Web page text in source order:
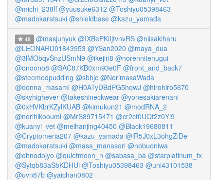
@michi_238ff @yuusuke6312 @Toshiyu05398463
@madokaratsuki @shieldbase @kazu_yamada
45 @masjunyuk @IXBePKiIjtvnvRS @niisakiharu
@LEONARD01843953 @YSan2020 @maya_dua
@3lMObqvSnzUSmN9 @ikejiri8 @norennitenugui
@onoono8 @SAC87KB0xm93e0F @front_and_back7
@steemedpudding @sbhjc @NorimasaWada
@donna_masami @H0ATyDBdPG5hqwJ @hirohiro5670
@skyhighever @takeshineckwear @yonesakiarenani
@0xHVKbrKZylKUAB @kimukun21 @modRNA_2
@norihikooumi @MrS89715471 @cr2cf0UQf2z0Yl9
@kuanyi_vet @meihanjing40450 @Black19680811
@Cryptomeria207 @kazu_yamada @lR5J0xL3ohgZiDe
@madokaratsuki @masa_manasori @nobuoniwa
@ohnodojyo @quietmoon_n @sabasa_ba @starplatinum_fx
@Sytqb83aSbKDHUi @Toshiyu05398463 @uni43101538
@uvn87b @yaichan0802